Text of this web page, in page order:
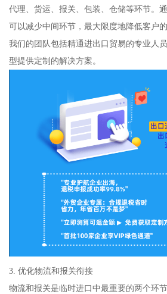
代理、货运、报关、包装、仓储等环节。
可以减少中间环节，最大限度地降低客户
我们的团队包括精通进出口贸易的专业人
型提供定制的解决方案。
3. 优化物流和报关衔接
物流和报关是临时进口中最重要的两个环